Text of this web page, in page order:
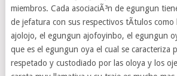
miembros. Cada asociaciÃ³n de egungun
de jefatura con sus respectivos tÃ­tulos como
ajolojo, el egungun ajofoyinbo, el egungun
que es el egungun oya el cual se caracteriza
respetado y custodiado por las oloya y los